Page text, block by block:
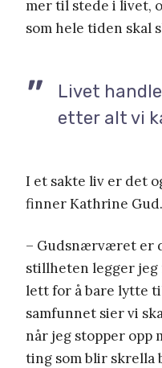
mer til stede i livet,
som hele tiden skal
Livet
etter alt vi
I et sakte liv er det
finner Kathrine Gud.
– Gudsnærværet er
stillheten legger jeg
lett for å bare lytte
samfunnet sier vi
når jeg stopper opp
ting som blir skrella